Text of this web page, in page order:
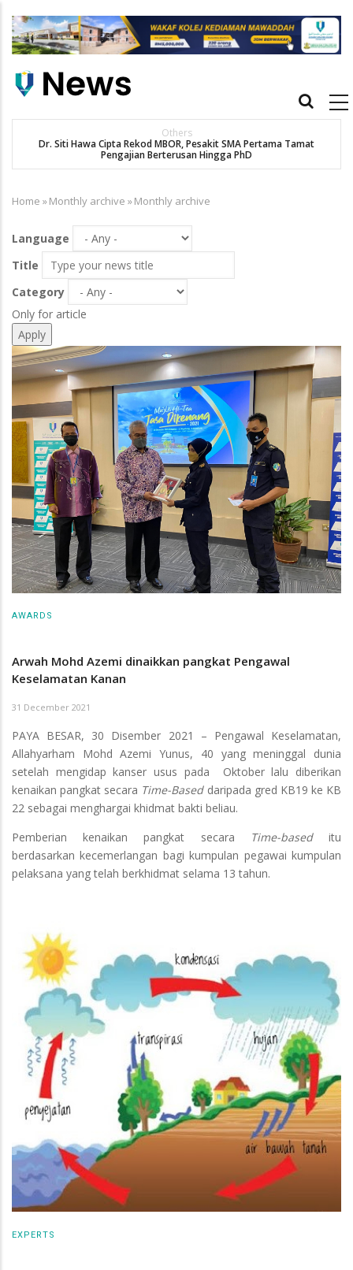
main
Main
Others
Dr. Siti Hawa Cipta Rekod MBOR, Pesakit SMA Pertama Tamat
Pengajian Berterusan Hingga PhD
Breadcrumb
Home »Monthly archive »Monthly archive
Language
Title
Category
Only for article
AWARDS
Arwah Mohd Azemi dinaikkan pangkat Pengawal
Keselamatan Kanan
31 December 2021
PAYA BESAR, 30 Disember 2021 – Pengawal Keselamatan,
Allahyarham Mohd Azemi Yunus, 40 yang meninggal dunia
setelah mengidap kanser usus pada Oktober lalu diberikan
kenaikan pangkat secara Time-Baseddaripada gred KB19 ke KB
22 sebagai menghargai khidmat bakti beliau.
Pemberian kenaikan pangkat secara
Time-baseditu
berdasarkan kecemerlangan bagi kumpulan pegawai kumpulan
pelaksana yang telah berkhidmat selama 13 tahun.
EXPERTS